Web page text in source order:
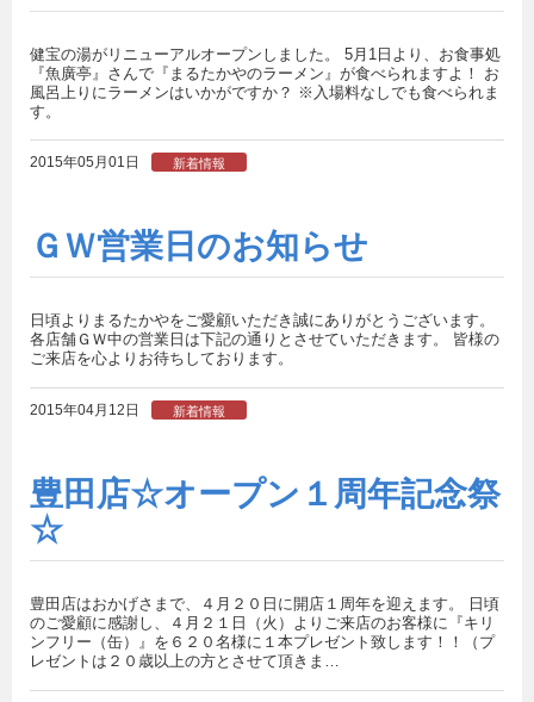
健宝の湯がリニューアルオープンしました。 5月1日より、お食事処
『魚廣亭』さんで『まるたかやのラーメン』が食べられますよ！ お
風呂上りにラーメンはいかがですか？ ※入場料なしでも食べられま
す。
2015年05月01日 新着情報
ＧＷ営業日のお知らせ
日頃よりまるたかやをご愛顧いただき誠にありがとうございます。
各店舗ＧＷ中の営業日は下記の通りとさせていただきます。 皆様の
ご来店を心よりお待ちしております。
2015年04月12日 新着情報
豊田店☆オープン１周年記念祭
☆
豊田店はおかげさまで、４月２０日に開店１周年を迎えます。 日頃
のご愛顧に感謝し、４月２１日（火）よりご来店のお客様に『キリ
ンフリー（缶）』を６２０名様に１本プレゼント致します！！（プ
レゼントは２０歳以上の方とさせて頂きま…